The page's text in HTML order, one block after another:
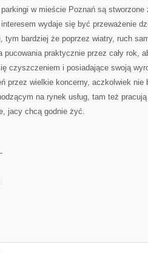
w mieście Poznań są
wydaje się być przeważenie
tym bardziej że poprzez wiatry, ruch
pucowania praktycznie przez cały rok,
czyszczeniem i posiadające swoją
przez wielkie koncerny, aczkolwiek
na rynek usług, tam też
jacy chcą godnie żyć.